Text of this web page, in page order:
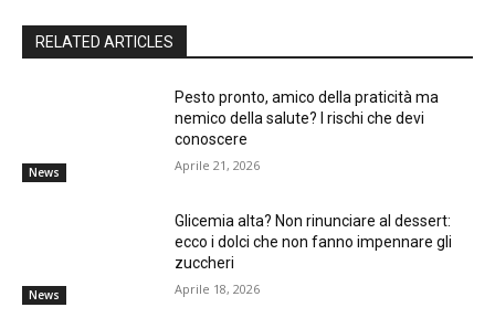
RELATED ARTICLES
News
Pesto pronto, amico della praticità ma
nemico della salute? I rischi che devi
conoscere
Aprile 21, 2026
News
Glicemia alta? Non rinunciare al dessert:
ecco i dolci che non fanno impennare gli
zuccheri
Aprile 18, 2026